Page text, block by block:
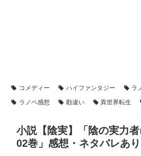
コメディー ハイファンタジー ラ
ラノベ感想
勘違い 異世界転生
小説【陰実】「陰の実力者
02巻」感想・ネタバレあり